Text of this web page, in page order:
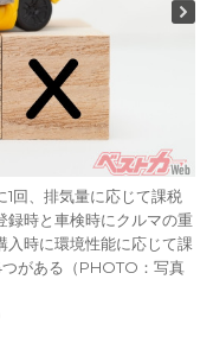
回、排気量に応じて課税
録時と車検時にクルマの重
入時に環境性能に応じて課
がある（PHOTO：写真